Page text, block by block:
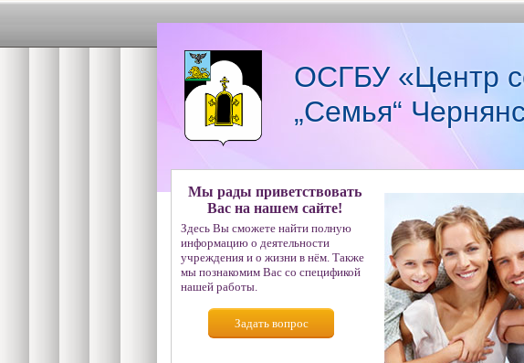
ОСГБУ «Центр
„Семья“
Мы рады приветствовать
Вас на нашем сайте!
Здесь Вы сможете найти полную
информацию о деятельности
учреждения и о жизни в нём. Также
мы познакомим Вас со спецификой
нашей работы.
Задать вопрос